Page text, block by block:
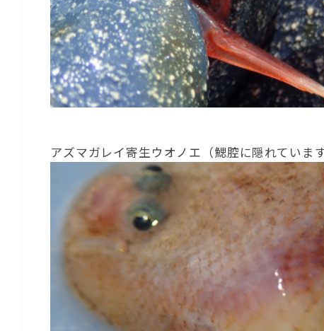
アズマガレイ寄生ウオノエ（鰓腔に隠れていま